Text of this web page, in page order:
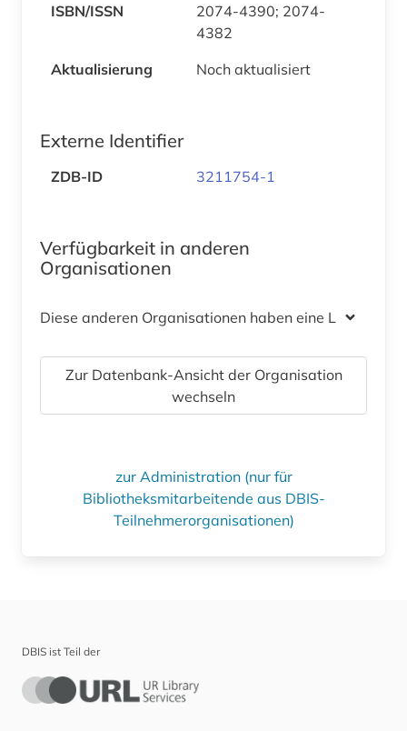
ISBN/ISSN
2074-4390; 2074-
4382
Aktualisierung
Noch aktualisiert
Externe Identifier
ZDB-ID 3211754-1
Verfügbarkeit in anderen
Organisationen
Diese anderen Organisationen haben eine Lizenz
Zur Datenbank-Ansicht der Organisation
wechseln
zur Administration (nur für
Bibliotheksmitarbeitende aus DBIS-
Teilnehmerorganisationen)
DBIS ist Teil der